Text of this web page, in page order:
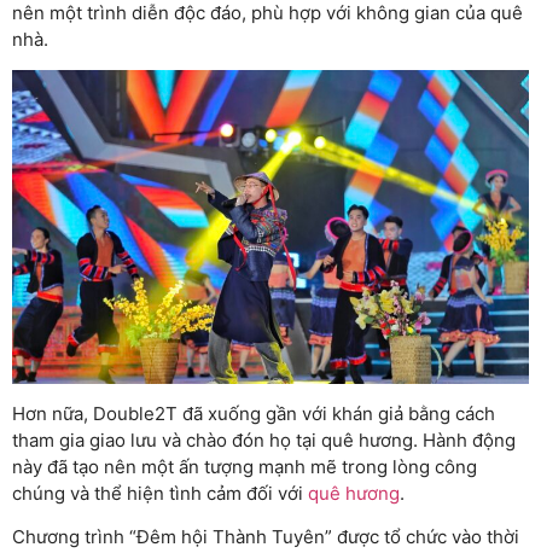
nên một trình diễn độc đáo, phù hợp với không gian của quê
nhà.
Hơn nữa, Double2T đã xuống gần với khán giả bằng cách
tham gia giao lưu và chào đón họ tại quê hương. Hành động
này đã tạo nên một ấn tượng mạnh mẽ trong lòng công
chúng và thể hiện tình cảm đối với quê hương.
Chương trình “Đêm hội Thành Tuyên” được tổ chức vào thời